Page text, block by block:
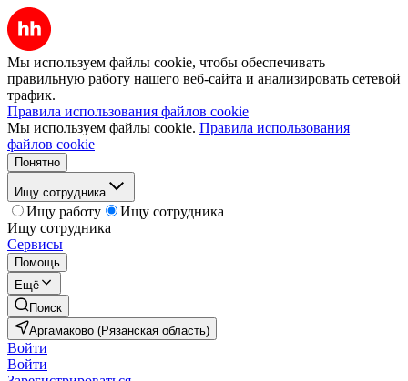
Мы используем файлы cookie, чтобы обеспечивать
правильную работу нашего веб-сайта и анализировать сетевой
трафик.
Правила использования файлов cookie
Мы используем файлы cookie. Правила использования
файлов cookie
Понятно
Ищу сотрудника
Ищу работу
Ищу сотрудника
Ищу сотрудника
Сервисы
Помощь
Ещё
Поиск
Аргамаково (Рязанская область)
Войти
Войти